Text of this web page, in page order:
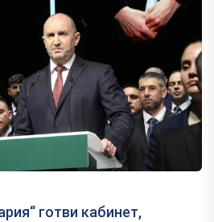
готви кабинет,